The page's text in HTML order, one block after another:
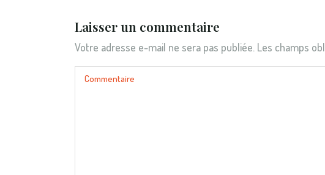
Laisser un commentaire
Votre adresse e-mail ne sera pas publiée. Les champs